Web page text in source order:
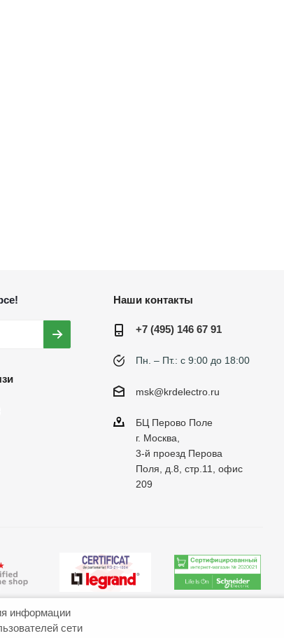
Наши контакты
+7 (495) 146 67 91
Пн. – Пт.: с 9:00 до 18:00
msk@krdelectro.ru
БЦ Перово Поле
г. Москва,
3-й проезд Перова
Поля, д.8, стр.11, офис
209
информации
сети